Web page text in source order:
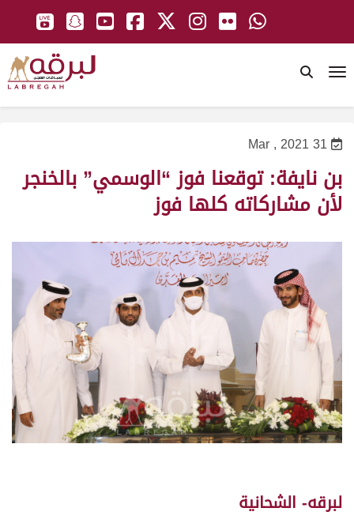
31 Mar , 2021
بن نايفة: توقعنا فوز “الوسمي” بالخنجر
لأن مشاركاته كلها فوز
لبرقه- الشحانية